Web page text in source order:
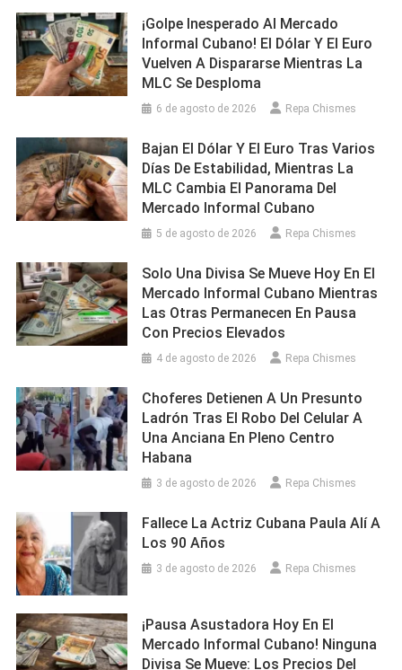
¡Golpe Inesperado Al Mercado
Informal Cubano! El Dólar Y El Euro
Vuelven A Dispararse Mientras La
MLC Se Desploma
6 de agosto de 2026 Repa Chismes
Bajan El Dólar Y El Euro Tras Varios
Días De Estabilidad, Mientras La
MLC Cambia El Panorama Del
Mercado Informal Cubano
5 de agosto de 2026 Repa Chismes
Solo Una Divisa Se Mueve Hoy En El
Mercado Informal Cubano Mientras
Las Otras Permanecen En Pausa
Con Precios Elevados
4 de agosto de 2026 Repa Chismes
Choferes Detienen A Un Presunto
Ladrón Tras El Robo Del Celular A
Una Anciana En Pleno Centro
Habana
3 de agosto de 2026 Repa Chismes
Fallece La Actriz Cubana Paula Alí A
Los 90 Años
3 de agosto de 2026 Repa Chismes
¡Pausa Asustadora Hoy En El
Mercado Informal Cubano! Ninguna
Divisa Se Mueve: Los Precios Del